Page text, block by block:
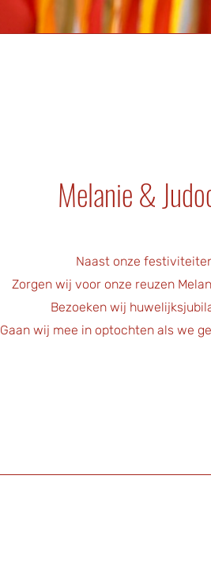
Melanie &
Naast onze
Zorgen wij voor onze reuzen
Bezoeken wij
Gaan wij mee in optochten als we